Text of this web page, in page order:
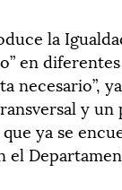
la
en
necesario”,
y
ya se
el